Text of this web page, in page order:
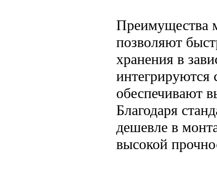
Преимущества
позволяют
хранения в
интегрируются
обеспечивают
Благодаря
дешевле в
высокой